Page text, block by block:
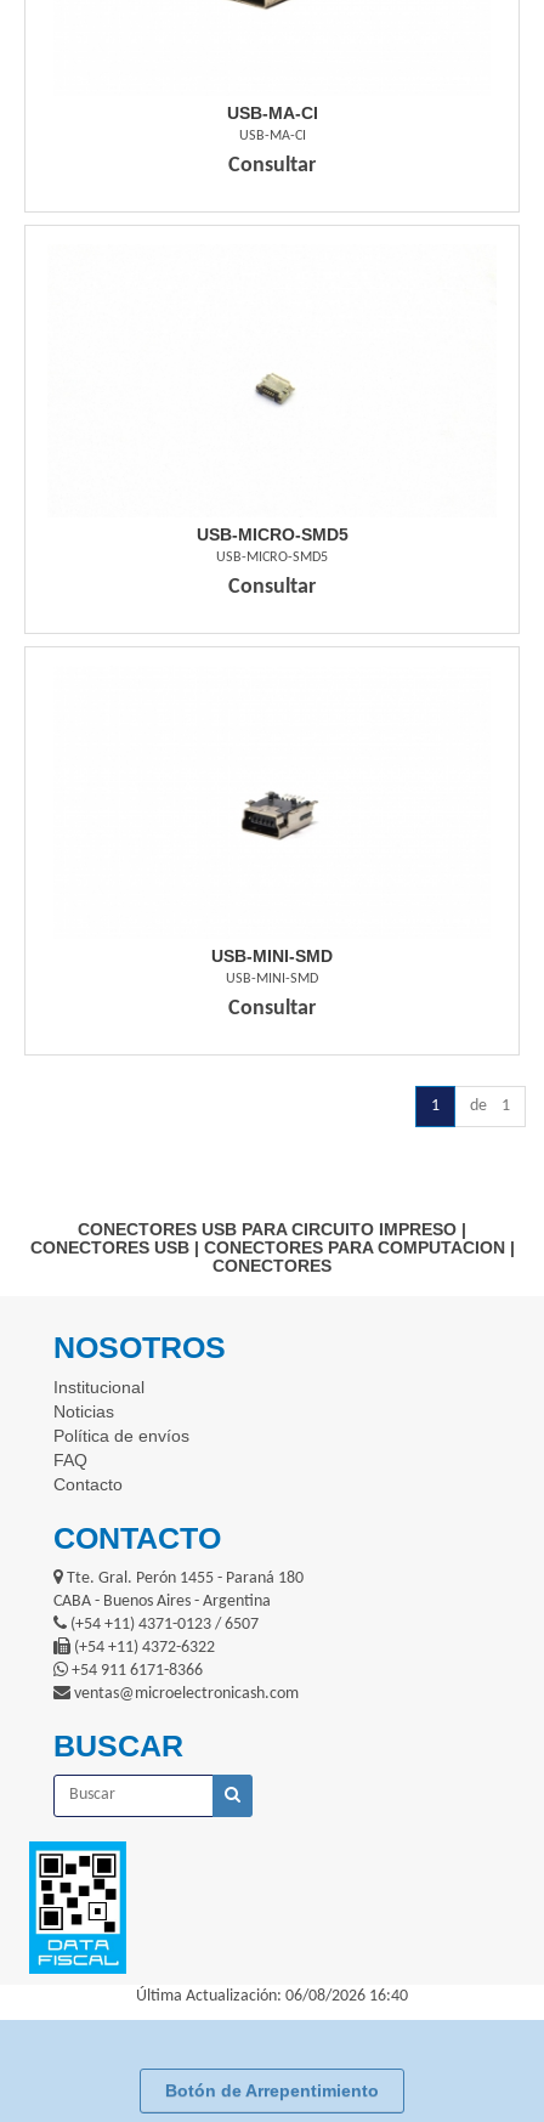
USB-MA-CI
USB-MA-CI
Consultar
USB-MICRO-SMD5
USB-MICRO-SMD5
Consultar
USB-MINI-SMD
USB-MINI-SMD
Consultar
1 de 1
CONECTORES USB PARA CIRCUITO IMPRESO |
CONECTORES USB| CONECTORES PARA COMPUTACION|
CONECTORES
NOSOTROS
Institucional
Noticias
Política de envíos
FAQ
Contacto
CONTACTO
Tte. Gral. Perón 1455 - Paraná 180
CABA - Buenos Aires - Argentina
(+54 +11) 4371-0123 / 6507
(+54 +11) 4372-6322
+54 911 6171-8366
ventas@microelectronicash.com
BUSCAR
Última Actualización: 06/08/2026 16:40
Botón de Arrepentimiento